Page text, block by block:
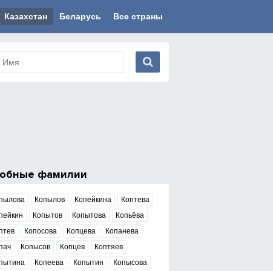
Казахстан Беларусь Все страны
фамилии
Копылов Копейкина
Коптева
Копытов Копытова
Копьёва
Копосова Копцева
Копанева
Копысов Копцев
Коптяев
Копеева Копытин
Копысова